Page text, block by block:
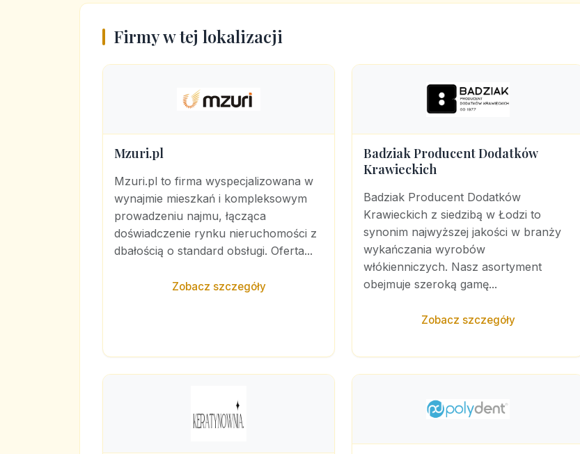
Firmy w tej lokalizacji
Mzuri.pl
Mzuri.pl to firma wyspecjalizowana w
wynajmie mieszkań i kompleksowym
prowadzeniu najmu, łącząca
doświadczenie rynku nieruchomości z
dbałością o standard obsługi. Oferta...
Zobacz szczegóły
Badziak Producent Dodatków
Krawieckich
Badziak Producent Dodatków
Krawieckich z siedzibą w Łodzi to
synonim najwyższej jakości w branży
wykańczania wyrobów
włókienniczych. Nasz asortyment
obejmuje szeroką gamę...
Zobacz szczegóły